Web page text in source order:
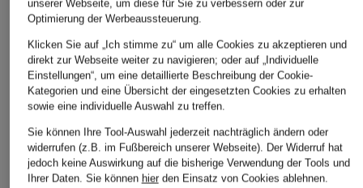
unserer Webseite, um diese für Sie zu verbessern oder zur
Optimierung der Werbeaussteuerung.
Klicken Sie auf „Ich stimme zu“ um alle Cookies zu akzeptieren und
direkt zur Webseite weiter zu navigieren; oder auf „Individuelle
Einstellungen“, um eine detaillierte Beschreibung der Cookie-
Kategorien und eine Übersicht der eingesetzten Cookies zu erhalten
sowie eine individuelle Auswahl zu treffen.
Sie können Ihre Tool-Auswahl jederzeit nachträglich ändern oder
widerrufen (z.B. im Fußbereich unserer Webseite). Der Widerruf hat
jedoch keine Auswirkung auf die bisherige Verwendung der Tools und
Ihrer Daten. Sie können hierden Einsatz von Cookies ablehnen.